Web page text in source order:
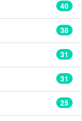
40
38
31
31
25